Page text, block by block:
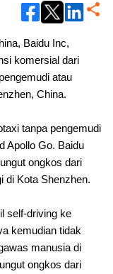
Baidu Inc,
komersial dari
atau
China.
tanpa pengemudi
Apollo Go. Baidu
ongkos dari
di Kota Shenzhen.
self-driving ke
kemudian tidak
manusia di
ongkos dari